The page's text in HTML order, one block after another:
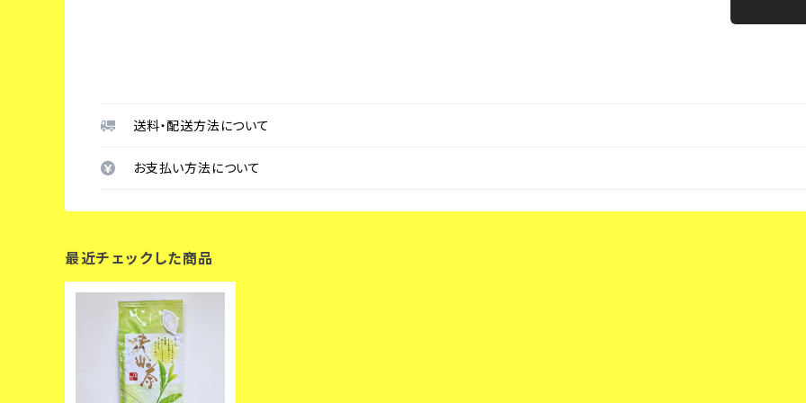
送料・配送方法について
お支払い方法について
最近チェックした商品